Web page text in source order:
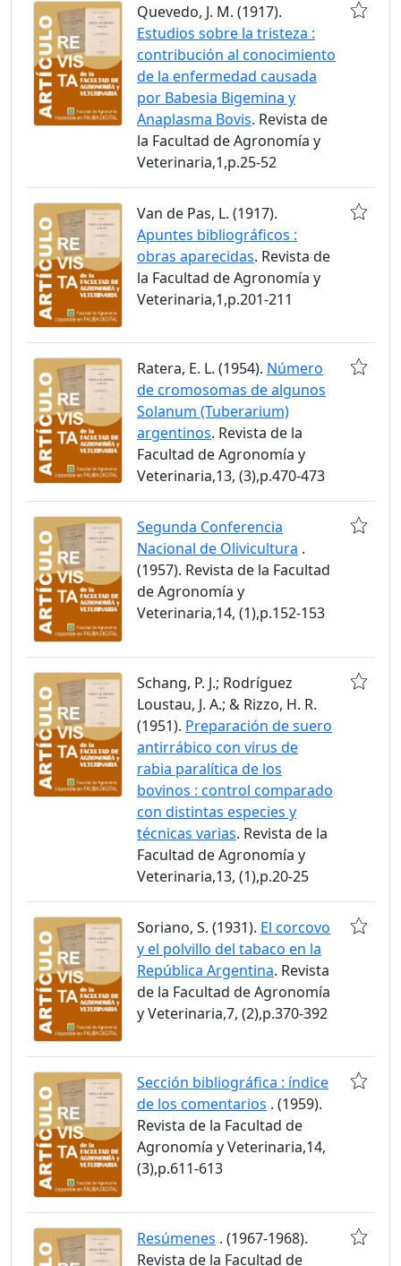
Quevedo, J. M. (1917).
Estudios sobre la tristeza :
contribución al conocimiento
de la enfermedad causada
por Babesia Bigemina y
Anaplasma Bovis. Revista de
la Facultad de Agronomía y
Veterinaria,1,p.25-52
Van de Pas, L. (1917).
Apuntes bibliográficos :
obras aparecidas. Revista de
la Facultad de Agronomía y
Veterinaria,1,p.201-211
Ratera, E. L. (1954). Número
de cromosomas de algunos
Solanum (Tuberarium)
argentinos. Revista de la
Facultad de Agronomía y
Veterinaria,13, (3),p.470-473
Segunda Conferencia
Nacional de Olivicultura .
(1957). Revista de la Facultad
de Agronomía y
Veterinaria,14, (1),p.152-153
Schang, P. J.; Rodríguez
Loustau, J. A.; & Rizzo, H. R.
(1951). Preparación de suero
antirrábico con virus de
rabia paralítica de los
bovinos : control comparado
con distintas especies y
técnicas varias. Revista de la
Facultad de Agronomía y
Veterinaria,13, (1),p.20-25
Soriano, S. (1931). El corcovo
y el polvillo del tabaco en la
República Argentina. Revista
de la Facultad de Agronomía
y Veterinaria,7, (2),p.370-392
Sección bibliográfica : índice
de los comentarios . (1959).
Revista de la Facultad de
Agronomía y Veterinaria,14,
(3),p.611-613
Resúmenes . (1967-1968).
Revista de la Facultad de